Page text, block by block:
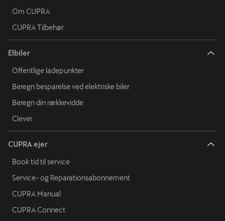
Om CUPRA
CUPRA Tilbehør
Elbiler
Offentlige ladepunkter
Beregn besparelse ved elektriske biler
Beregn din rækkevidde
Clever
CUPRA ejer
Book tid til service
Service- og Reparationsabonnement
CUPRA Manual
CUPRA Connect